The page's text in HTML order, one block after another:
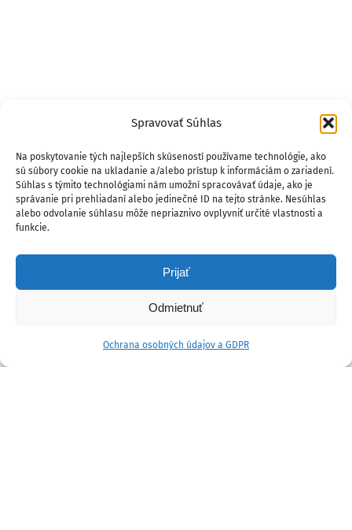
Spravovať Súhlas
Na poskytovanie tých najlepších skúseností používame technológie, ako
sú súbory cookie na ukladanie a/alebo prístup k informáciám o zariadení.
Súhlas s týmito technológiami nám umožní spracovávať údaje, ako je
správanie pri prehliadaní alebo jedinečné ID na tejto stránke. Nesúhlas
alebo odvolanie súhlasu môže nepriaznivo ovplyvniť určité vlastnosti a
funkcie.
Prijať
Odmietnuť
Ochrana osobných údajov a GDPR